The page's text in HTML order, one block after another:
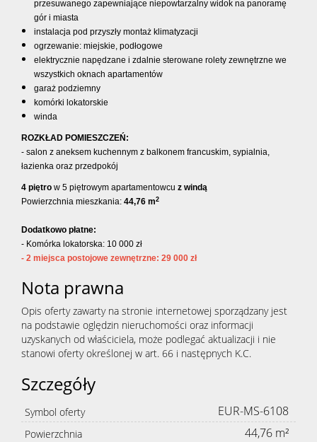
przesuwanego zapewniające niepowtarzalny widok na panoramę
gór i miasta
instalacja pod przyszły montaż klimatyzacji
ogrzewanie: miejskie, podłogowe
elektrycznie napędzane i zdalnie sterowane rolety zewnętrzne we
wszystkich oknach apartamentów
garaż podziemny
komórki lokatorskie
winda
ROZKŁAD POMIESZCZEŃ:
- salon z aneksem kuchennym z balkonem francuskim, sypialnia,
łazienka oraz przedpokój
4 piętro w 5 piętrowym apartamentowcu z windą
Powierzchnia mieszkania: 44,76 m2
Dodatkowo płatne:
- Komórka lokatorska: 10 000 zł
- 2 miejsca postojowe zewnętrzne: 29 000 zł
Nota prawna
Opis oferty zawarty na stronie internetowej sporządzany jest
na podstawie oględzin nieruchomości oraz informacji
uzyskanych od właściciela, może podlegać aktualizacji i nie
stanowi oferty określonej w art. 66 i następnych K.C.
Szczegóły
Symbol oferty EUR-MS-6108
Powierzchnia 44,76 m²